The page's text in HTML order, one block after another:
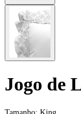
Jogo de